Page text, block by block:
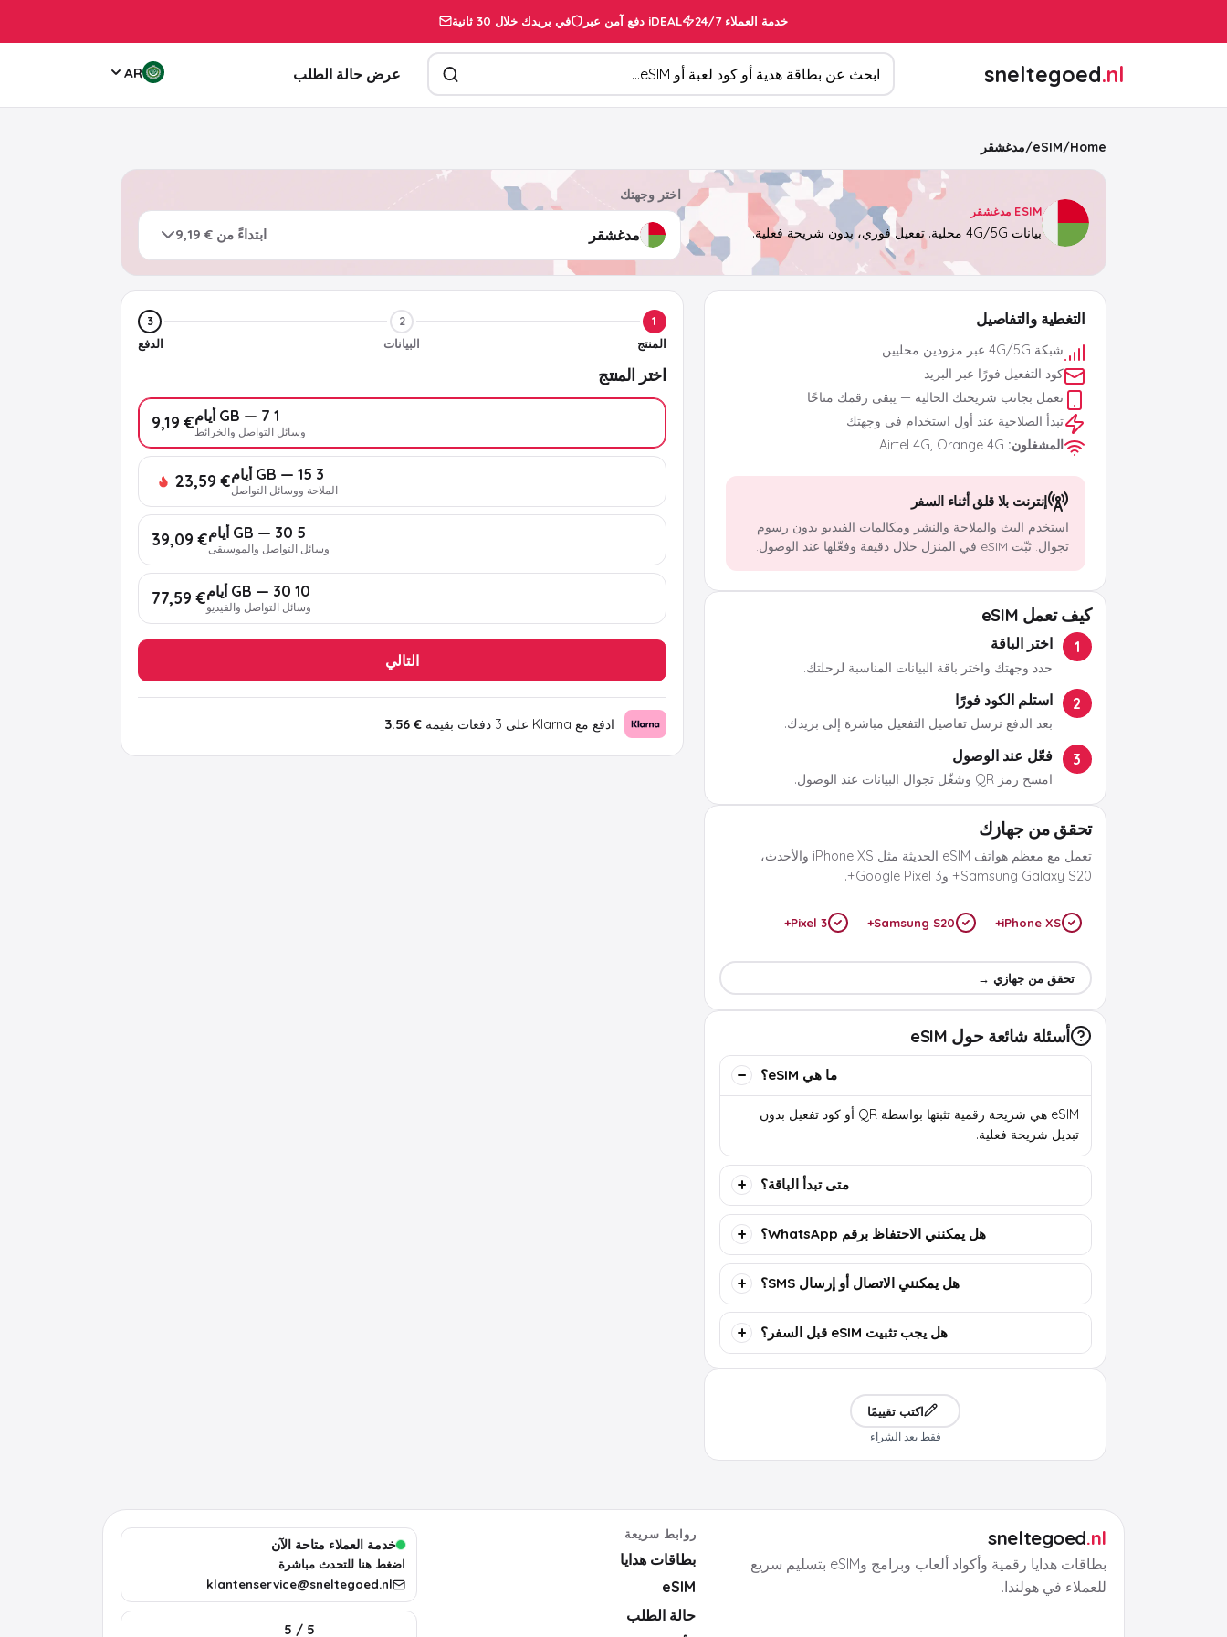
في بريدك خلال 30 ثانية دفع آمن عبر iDEAL خدمة العملاء 24/7
sneltegoed.nl ابحث عن المنتجات
عرض حالة الطلب AR
Home
/
eSIM
/مدغشقر
ESIM مدغشقر
بيانات 4G/5G محلية. تفعيل فوري، بدون شريحة فعلية.
اختر وجهتك
ابتداءً من € 9,19
التغطية والتفاصيل
شبكة 4G/5G عبر مزودين محليين
كود التفعيل فورًا عبر البريد
تعمل بجانب شريحتك الحالية — يبقى رقمك متاحًا
تبدأ الصلاحية عند أول استخدام في وجهتك
المشغلون:
Airtel 4G, Orange 4G
إنترنت بلا قلق أثناء السفر
استخدم البث والملاحة والنشر ومكالمات الفيديو بدون رسوم
تجوال. ثبّت eSIM في المنزل خلال دقيقة وفعّلها عند الوصول.
كيف تعمل eSIM
1 اختر الباقة
حدد وجهتك واختر باقة البيانات المناسبة لرحلتك.
2 استلم الكود فورًا
بعد الدفع نرسل تفاصيل التفعيل مباشرة إلى بريدك.
3 فعّل عند الوصول
امسح رمز QR وشغّل تجوال البيانات عند الوصول.
تحقق من جهازك
تعمل مع معظم هواتف eSIM الحديثة مثل iPhone XS والأحدث،
Samsung Galaxy S20+ وGoogle Pixel 3+.
iPhone XS+
Samsung S20+
Pixel 3+
تحقق من جهازي →
أسئلة شائعة حول eSIM
ما هي eSIM؟
eSIM هي شريحة رقمية تثبتها بواسطة QR أو كود تفعيل بدون
تبديل شريحة فعلية.
متى تبدأ الباقة؟
هل يمكنني الاحتفاظ برقم WhatsApp؟
هل يمكنني الاتصال أو إرسال SMS؟
هل يجب تثبيت eSIM قبل السفر؟
اكتب تقييمًا
فقط بعد الشراء
1
المنتج
2
البيانات
3
الدفع
اختر المنتج
1 GB — 7 أيام
وسائل التواصل والخرائط€ 9,19
3 GB — 15 أيام
الملاحة ووسائل التواصل€ 23,59
5 GB — 30 أيام
وسائل التواصل والموسيقى€ 39,09
10 GB — 30 أيام
وسائل التواصل والفيديو€ 77,59
التالي
ادفع مع Klarna على 3 دفعات بقيمة € 3.56
sneltegoed.nl
بطاقات هدايا رقمية وأكواد ألعاب وبرامج وeSIM بتسليم سريع
للعملاء في هولندا.
روابط سريعة
بطاقات هدايا
eSIM
حالة الطلب
خدمة العملاء متاحة الآن
اضغط هنا للتحدث مباشرة
klantenservice@sneltegoed.nl
5 / 5